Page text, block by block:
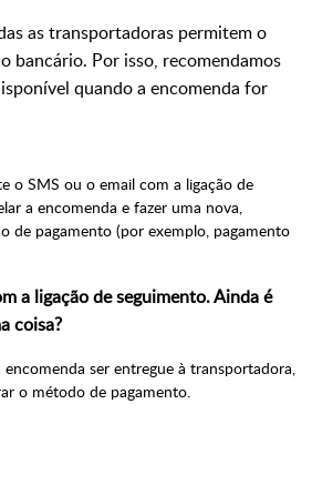
as transportadoras permitem o
bancário. Por isso, recomendamos
quando a encomenda for
o SMS ou o email com a ligação de
a encomenda e fazer uma nova,
de pagamento (por exemplo, pagamento
a ligação de seguimento. Ainda é
coisa?
ser entregue à transportadora,
o método de pagamento.